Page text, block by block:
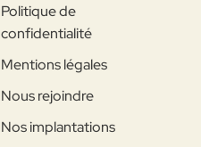
Politique de
confidentialité
Mentions légales
Nous rejoindre
Nos implantations